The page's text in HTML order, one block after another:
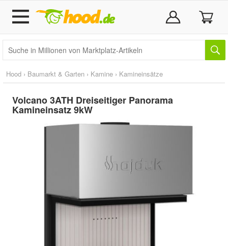
Hood › Baumarkt & Garten › Kamine › Kamineinsätze
Volcano 3ATH Dreiseitiger Panorama
Kamineinsatz 9kW